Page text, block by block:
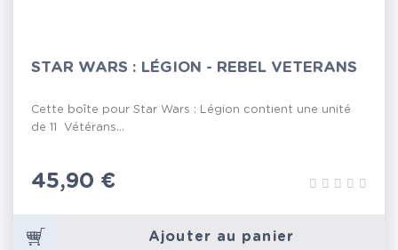
STAR WARS : LÉGION - REBEL VETERANS
Cette boîte pour Star Wars : Légion contient une unité
de 11 Vétérans...
Prix
45,90 €
Ajouter au panier